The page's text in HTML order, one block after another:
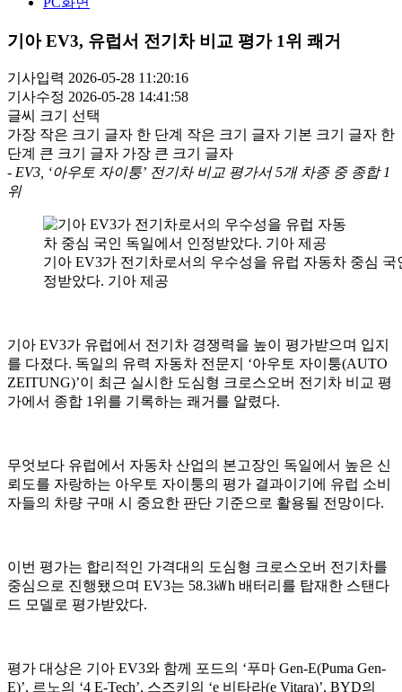
기아 EV3, 유럽서 전기차 비교 평가 1위 쾌거
기사입력 2026-05-28 11:20:16
기사수정 2026-05-28 14:41:58
글씨 크기 선택
가장 작은 크기 글자 한 단계 작은 크기 글자 기본 크기 글자 한
단계 큰 크기 글자 가장 큰 크기 글자
- EV3, ‘아우토 자이퉁’ 전기차 비교 평가서 5개 차종 중 종합 1
위
기아 EV3가 전기차로서의 우수성을 유럽 자동차 중심 국
정받았다. 기아 제공
기아 EV3가 유럽에서 전기차 경쟁력을 높이 평가받으며 입지
를 다졌다. 독일의 유력 자동차 전문지 ‘아우토 자이퉁(AUTO
ZEITUNG)’이 최근 실시한 도심형 크로스오버 전기차 비교 평
가에서 종합 1위를 기록하는 쾌거를 알렸다.
무엇보다 유럽에서 자동차 산업의 본고장인 독일에서 높은 신
뢰도를 자랑하는 아우토 자이퉁의 평가 결과이기에 유럽 소비
자들의 차량 구매 시 중요한 판단 기준으로 활용될 전망이다.
이번 평가는 합리적인 가격대의 도심형 크로스오버 전기차를
중심으로 진행됐으며 EV3는 58.3㎾h 배터리를 탑재한 스탠다
드 모델로 평가받았다.
평가 대상은 기아 EV3와 함께 포드의 ‘푸마 Gen-E(Puma Gen-
E)’, 르노의 ‘4 E-Tech’, 스즈키의 ‘e 비타라(e Vitara)’, BYD의